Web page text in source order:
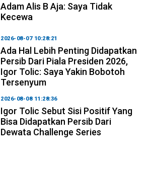
Adam Alis B Aja: Saya Tidak
Kecewa
2026-08-07 10:28:21
Ada Hal Lebih Penting Didapatkan
Persib Dari Piala Presiden 2026,
Igor Tolic: Saya Yakin Bobotoh
Tersenyum
2026-08-08 11:28:36
Igor Tolic Sebut Sisi Positif Yang
Bisa Didapatkan Persib Dari
Dewata Challenge Series